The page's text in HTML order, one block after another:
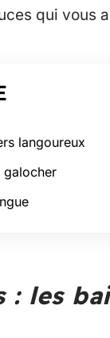
qui vous
langoureux
galocher
: les